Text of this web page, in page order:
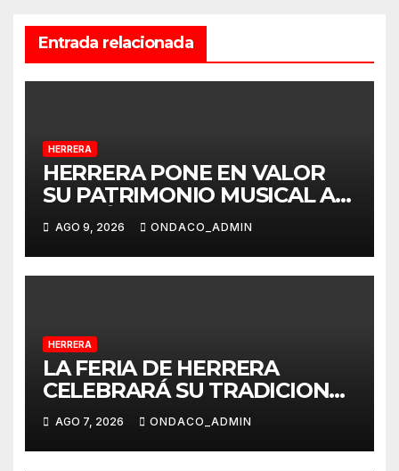
Entrada relacionada
HERRERA
HERRERA PONE EN VALOR
SU PATRIMONIO MUSICAL A
TRAVÉS DEL PROYECTO
«MUSICALIZA HERRERA»
AGO 9, 2026 ONDACO_ADMIN
HERRERA
LA FERIA DE HERRERA
CELEBRARÁ SU TRADICIONAL
PASEO DE CABALLISTAS,
AMAZONAS Y COCHES DE
CABALLOS
AGO 7, 2026 ONDACO_ADMIN